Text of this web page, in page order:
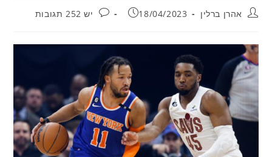
מחבר:אהרן ברלין פורסם:
18/04/2023 תגובות:
יש 252 תגובות